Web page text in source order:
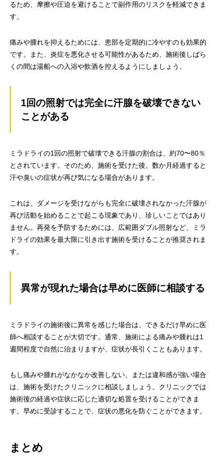
るため、摩擦や圧迫を避けることで副作用のリスクを軽減できま
す。
痛みや腫れを抑えるためには、患部を定期的に冷やすのも効果的
です。また、炎症を悪化させる可能性があるため、施術後しばら
くの間は湯船への入浴や飲酒を控えるようにしましょう。
1回の照射では完全に汗腺を破壊できない
ことがある
ミラドライの1回の照射で破壊できる汗腺の割合は、約70〜80％
とされています。そのため、施術を受けた後、数か月経過すると
汗や臭いの症状が再び気になる場合があります。
これは、ダメージを受けながらも完全に破壊されなかった汗腺が
再び活動を始めることで起こる現象であり、珍しいことではあり
ません。再発を予防するためには、広範囲ダブル照射など、ミラ
ドライの効果を最大限に引き出す施術を受けることが推奨されま
す。
異常が現れた場合は早めに医師に相談する
ミラドライの施術後に異常を感じた場合は、できるだけ早めに医
師へ相談することが大切です。通常、施術による痛みや腫れは1
週間程度で自然に治まりますが、症状が長引くこともあります。
もし痛みや腫れがなかなか改善しない、または違和感が強い場合
は、施術を受けたクリニックに相談しましょう。クリニックでは
施術後の経過や症状に応じた適切な処置を受けることができま
す。早めに受診することで、症状の悪化を防ぐことができます。
まとめ